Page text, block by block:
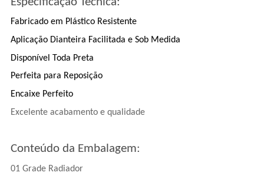
Fabricado em Plástico Resistente
Aplicação Dianteira Facilitada e Sob Medida
Disponível Toda Preta
Perfeita para Reposição
Encaixe Perfeito
Excelente acabamento e qualidade
Conteúdo da Embalagem:
01 Grade Radiador